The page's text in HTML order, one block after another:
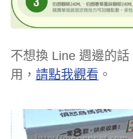
不想換 Line 週邊的
用， 請點我觀看 。